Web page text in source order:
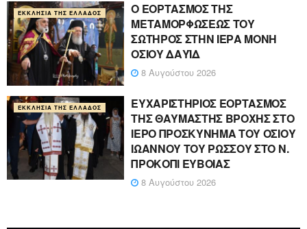
ΕΚΚΛΗΣΊΑ ΤΗΣ ΕΛΛΆΔΟΣ
Ο ΕΟΡΤΑΣΜΟΣ ΤΗΣ
ΜΕΤΑΜΟΡΦΩΣΕΩΣ ΤΟΥ
ΣΩΤΗΡΟΣ ΣΤΗΝ ΙΕΡΑ ΜΟΝΗ
ΟΣΙΟΥ ΔΑΥΪΔ
8 Αυγούστου 2026
ΕΚΚΛΗΣΊΑ ΤΗΣ ΕΛΛΆΔΟΣ
ΕΥΧΑΡΙΣΤΗΡΙΟΣ ΕΟΡΤΑΣΜΟΣ
ΤΗΣ ΘΑΥΜΑΣΤΗΣ ΒΡΟΧΗΣ ΣΤΟ
ΙΕΡΟ ΠΡΟΣΚΥΝΗΜΑ ΤΟΥ ΟΣΙΟΥ
ΙΩΑΝΝΟΥ ΤΟΥ ΡΩΣΣΟΥ ΣΤΟ Ν.
ΠΡΟΚΟΠΙ ΕΥΒΟΙΑΣ
8 Αυγούστου 2026